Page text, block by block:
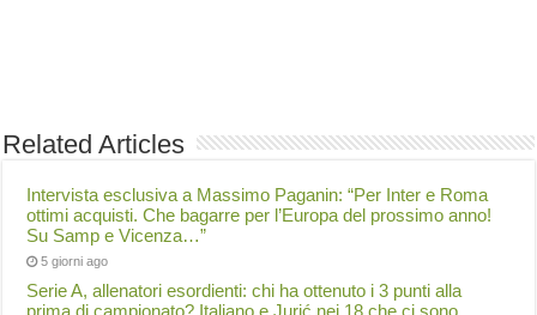
Related Articles
Intervista esclusiva a Massimo Paganin: “Per Inter e Roma
ottimi acquisti. Che bagarre per l’Europa del prossimo anno!
Su Samp e Vicenza…”
5 giorni ago
Serie A, allenatori esordienti: chi ha ottenuto i 3 punti alla
prima di campionato? Italiano e Jurić nei 18 che ci sono